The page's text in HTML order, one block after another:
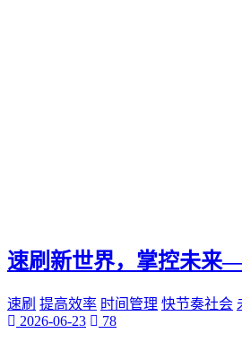
速刷新世界，掌控未来
速刷 提高效率 时间管理 快节奏社会
2026-06-23
78